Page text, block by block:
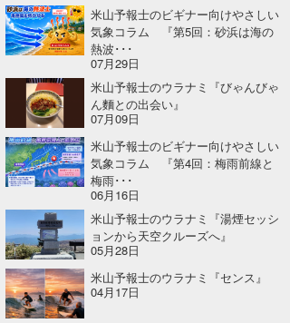
米山予報士のビギナー向けやさしい
気象コラム 『第5回：砂浜は海の
熱波･･･
07月29日
米山予報士のウラナミ『びゃんびゃ
ん麵との出会い』
07月09日
米山予報士のビギナー向けやさしい
気象コラム 『第4回：梅雨前線と
梅雨･･･
06月16日
米山予報士のウラナミ『湯煙セッシ
ョンから天空クルーズへ』
05月28日
米山予報士のウラナミ『センス』
04月17日
wanda
予報士 hiro.
banpaku
Mr.K
chappy
Romisea